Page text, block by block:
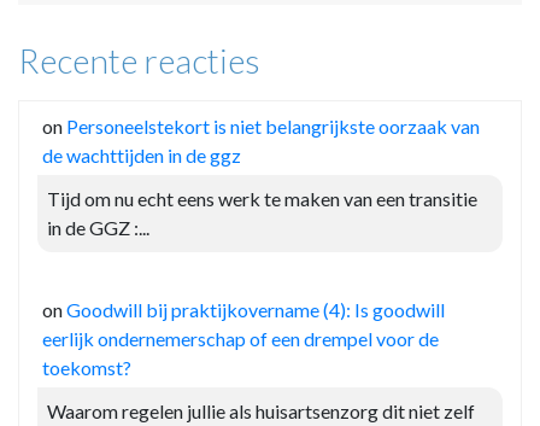
Recente reacties
on Personeelstekort is niet belangrijkste oorzaak van
de wachttijden in de ggz
Tijd om nu echt eens werk te maken van een transitie
in de GGZ :...
onGoodwill bij praktijkovername (4): Is goodwill
eerlijk ondernemerschap of een drempel voor de
toekomst?
Waarom regelen jullie als huisartsenzorg dit niet zelf